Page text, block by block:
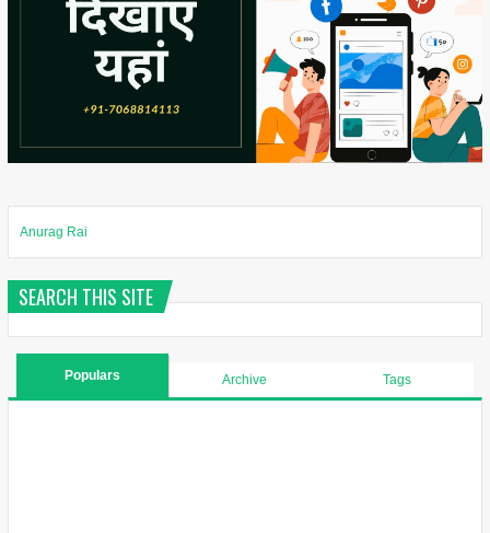
Anurag Rai
SEARCH THIS SITE
Populars Archive Tags